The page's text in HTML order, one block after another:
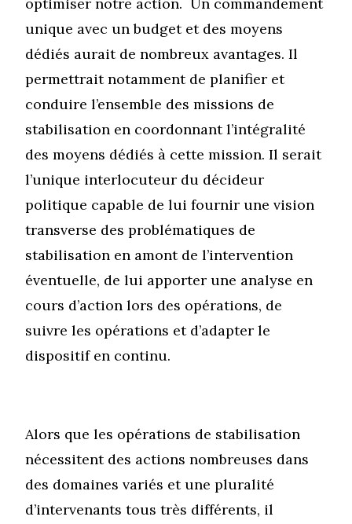
unique avec un budget et des moyens
dédiés aurait de nombreux avantages. Il
permettrait notamment de planifier et
conduire l’ensemble des missions de
stabilisation en coordonnant l’intégralité
des moyens dédiés à cette mission. Il serait
l’unique interlocuteur du décideur
politique capable de lui fournir une vision
transverse des problématiques de
stabilisation en amont de l’intervention
éventuelle, de lui apporter une analyse en
cours d’action lors des opérations, de
suivre les opérations et d’adapter le
dispositif en continu.
Alors que les opérations de stabilisation
nécessitent des actions nombreuses dans
des domaines variés et une pluralité
d’intervenants tous très différents, il